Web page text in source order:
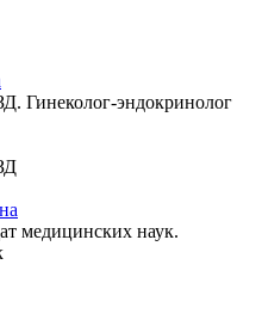
Гинеколог-эндокринолог
медицинских наук.